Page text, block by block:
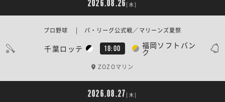
2026.08.26 [水]
千葉ロッテ 18:00 福岡ソフトバン
ク
プロ野球 | パ・リーグ公式戦／マリーンズ夏祭
ZOZOマリン
2026.08.27 [木]